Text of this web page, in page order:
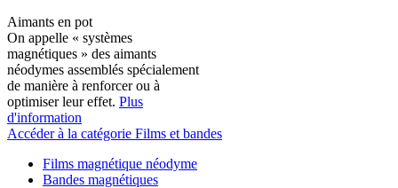
Aimants en pot
On appelle « systèmes
magnétiques » des aimants
néodymes assemblés spécialement
de manière à renforcer ou à
optimiser leur effet. Plus
d'information
Accéder à la catégorie Films et bandes
Films magnétique néodyme
Bandes magnétiques